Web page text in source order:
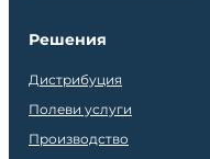
Решения
Дистрибуция
Полеви услуги
Производство